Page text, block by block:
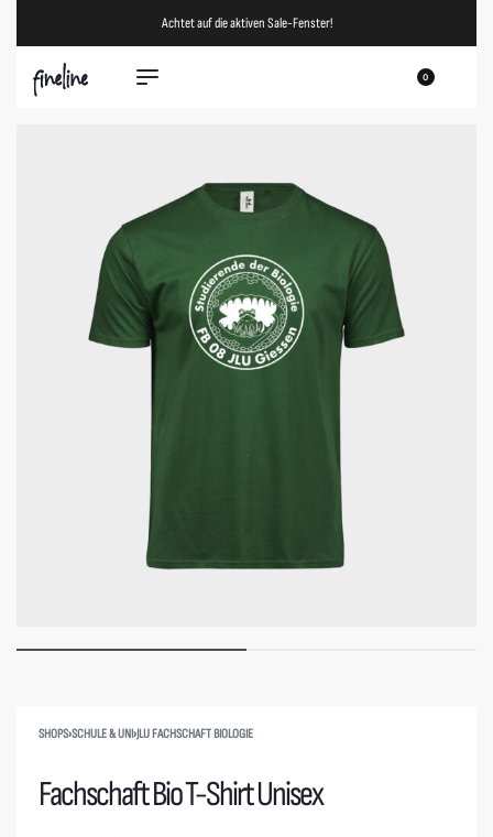
Achtet auf die aktiven Sale-Fenster!
0
SHOPS›SCHULE & UNI›JLU FACHSCHAFT BIOLOGIE
Fachschaft Bio T-Shirt Unisex